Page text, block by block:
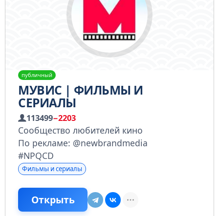
публичный
МУВИС | ФИЛЬМЫ И
СЕРИАЛЫ
113499−2203
Сообщество любителей кино
По рекламе: @newbrandmedia
#NPQCD
Фильмы и сериалы
Открыть